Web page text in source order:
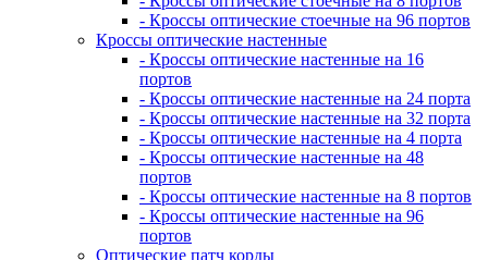
- Кроссы оптические стоечные на 96 портов
Кроссы оптические настенные
- Кроссы оптические настенные на 16
портов
- Кроссы оптические настенные на 24 порта
- Кроссы оптические настенные на 32 порта
- Кроссы оптические настенные на 4 порта
- Кроссы оптические настенные на 48
портов
- Кроссы оптические настенные на 8 портов
- Кроссы оптические настенные на 96
портов
Оптические патч корды